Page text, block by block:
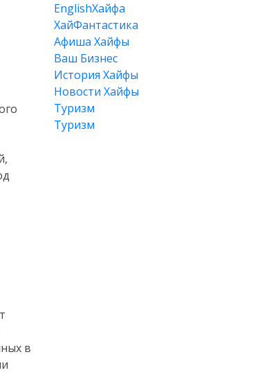
в
EnglishХайфа
XайФантастика
Афиша Хайфы
Ваш Бизнес
История Хайфы
Новости Хайфы
Туризм
Туризм